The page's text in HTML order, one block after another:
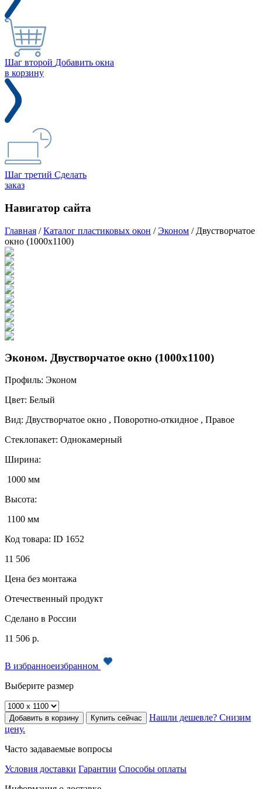
Шаг второй Добавить окна
в корзину
Шаг третий Сделать
заказ
Навигатор сайта
Главная /Каталог пластиковых окон /Эконом / Двустворчатое
окно (1000x1100)
Эконом. Двустворчатое окно (1000x1100)
Профиль: Эконом
Цвет: Белый
Вид: Двустворчатое окно , Поворотно-откидное , Правое
Стеклопакет: Однокамерный
Ширина:
1000 мм
Высота:
1100 мм
Код товара: ID 1652
11 506
Цена без монтажа
Отечественный продукт
Сделано в России
11 506 р.
В избранноеизбранном
Выберите размер
Добавить в корзину Купить сейчас
Нашли дешевле? Снизим
цену.
Часто задаваемые вопросы
Условия доставки Гарантии Способы оплаты